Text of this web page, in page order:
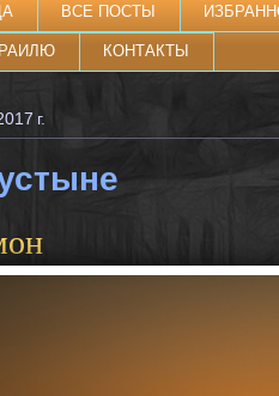
ВСЕ ПОСТЫ
КОНТАКТЫ
г.